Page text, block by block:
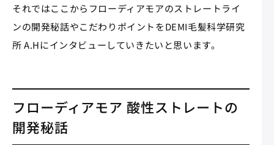
それではここからフローディアモアのストレートライ
ンの開発秘話やこだわりポイントをDEMI毛髪科学研究
所 A.Hにインタビューしていきたいと思います。
フローディアモア 酸性ストレートの
開発秘話